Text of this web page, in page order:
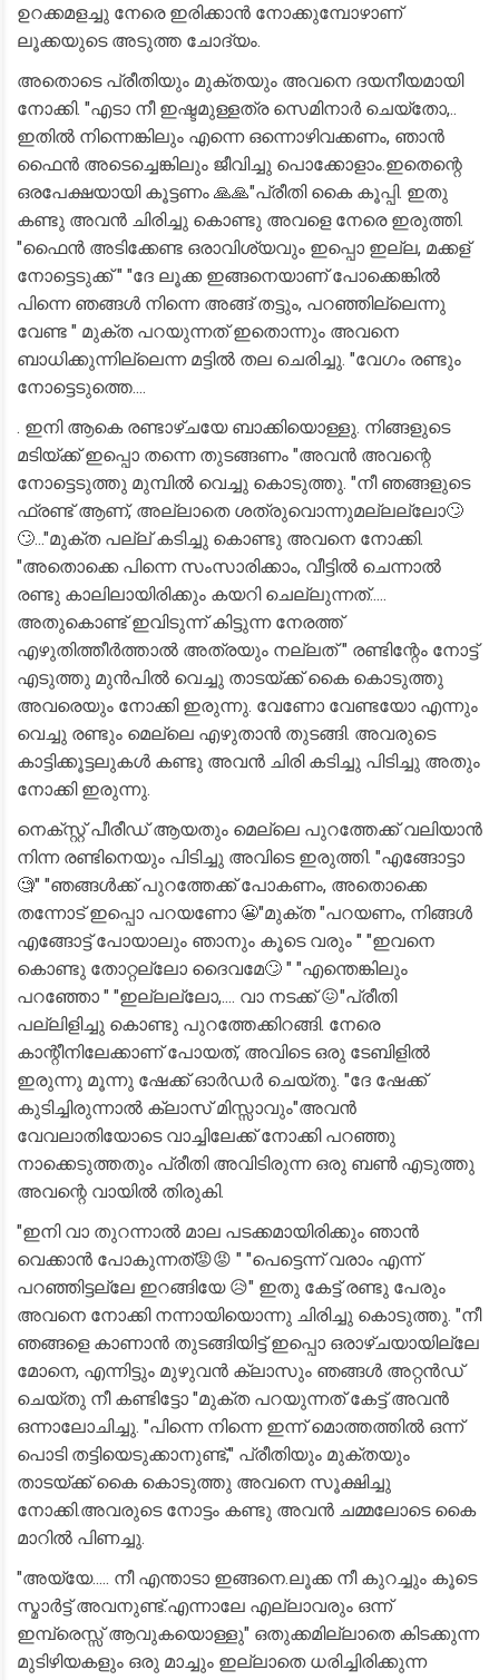
ഉറക്കമളച്ചു നേരെ ഇരിക്കാൻ നോക്കുമ്പോഴാണ്
ലൂക്കയുടെ അടുത്ത ചോദ്യം.
അതൊടെ പ്രീതിയും മുക്തയും അവനെ ദയനീയമായി
നോക്കി. "എടാ നീ ഇഷ്ടമുള്ളത്ര സെമിനാർ ചെയ്തോ,..
ഇതിൽ നിന്നെങ്കിലും എന്നെ ഒന്നൊഴിവക്കണം, ഞാൻ
ഫൈൻ അടെച്ചെങ്കിലും ജീവിച്ചു പൊക്കോളാം.ഇതെന്റെ
ഒരപേക്ഷയായി കൂട്ടണം 🙏🙏"പ്രീതി കൈ കൂപ്പി. ഇതു
കണ്ടു അവൻ ചിരിച്ചു കൊണ്ടു അവളെ നേരെ ഇരുത്തി.
"ഫൈൻ അടിക്കേണ്ട ഒരാവിശ്യവും ഇപ്പൊ ഇല്ല, മക്കള്
നോട്ടെടുക്ക് " "ദേ ലൂക്ക ഇങ്ങനെയാണ് പോക്കെങ്കിൽ
പിന്നെ ഞങ്ങൾ നിന്നെ അങ്ങ് തട്ടും, പറഞ്ഞില്ലെന്നു
വേണ്ട " മുക്ത പറയുന്നത് ഇതൊന്നും അവനെ
ബാധിക്കുന്നില്ലെന്ന മട്ടിൽ തല ചെരിച്ചു. "വേഗം രണ്ടും
നോട്ടെടുത്തെ....
. ഇനി ആകെ രണ്ടാഴ്ചയേ ബാക്കിയൊള്ളു. നിങ്ങളുടെ
മടിയ്ക്ക് ഇപ്പൊ തന്നെ തുടങ്ങണം "അവൻ അവന്റെ
നോട്ടെടുത്തു മുമ്പിൽ വെച്ചു കൊടുത്തു. "നീ ഞങ്ങളുടെ
ഫ്രണ്ട് ആണ്, അല്ലാതെ ശത്രുവൊന്നുമല്ലല്ലോ🙄
🙄..."മുക്ത പല്ല് കടിച്ചു കൊണ്ടു അവനെ നോക്കി.
"അതൊക്കെ പിന്നെ സംസാരിക്കാം, വീട്ടിൽ ചെന്നാൽ
രണ്ടു കാലിലായിരിക്കും കയറി ചെല്ലുന്നത്.....
അതുകൊണ്ട് ഇവിടുന്ന് കിട്ടുന്ന നേരത്ത്
എഴുതിത്തീർത്താൽ അത്രയും നല്ലത് " രണ്ടിന്റേം നോട്ട്
എടുത്തു മുൻപിൽ വെച്ചു താടയ്ക്ക് കൈ കൊടുത്തു
അവരെയും നോക്കി ഇരുന്നു. വേണോ വേണ്ടയോ എന്നും
വെച്ചു രണ്ടും മെല്ലെ എഴുതാൻ തുടങ്ങി. അവരുടെ
കാട്ടിക്കൂട്ടലുകൾ കണ്ടു അവൻ ചിരി കടിച്ചു പിടിച്ചു അതും
നോക്കി ഇരുന്നു.
നെക്സ്റ്റ് പീരീഡ് ആയതും മെല്ലെ പുറത്തേക്ക് വലിയാൻ
നിന്ന രണ്ടിനെയും പിടിച്ചു അവിടെ ഇരുത്തി. "എങ്ങോട്ടാ
🧐" "ഞങ്ങൾക്ക് പുറത്തേക്ക് പോകണം, അതൊക്കെ
തന്നോട് ഇപ്പൊ പറയണോ 😬"മുക്ത "പറയണം, നിങ്ങൾ
എങ്ങോട്ട് പോയാലും ഞാനും കൂടെ വരും " "ഇവനെ
കൊണ്ടു തോറ്റല്ലോ ദൈവമേ🙄 " "എന്തെങ്കിലും
പറഞ്ഞോ " "ഇല്ലല്ലോ,.... വാ നടക്ക് 😖"പ്രീതി
പല്ലിളിച്ചു കൊണ്ടു പുറത്തേക്കിറങ്ങി. നേരെ
കാന്റീനിലേക്കാണ് പോയത്, അവിടെ ഒരു ടേബിളിൽ
ഇരുന്നു മൂന്നു ഷേക്ക്‌ ഓർഡർ ചെയ്തു. "ദേ ഷേക്ക്
കുടിച്ചിരുന്നാൽ ക്ലാസ് മിസ്സാവും"അവൻ
വേവലാതിയോടെ വാച്ചിലേക്ക് നോക്കി പറഞ്ഞു
നാക്കെടുത്തതും പ്രീതി അവിടിരുന്ന ഒരു ബൺ എടുത്തു
അവന്റെ വായിൽ തിരുകി.
"ഇനി വാ തുറന്നാൽ മാല പടക്കമായിരിക്കും ഞാൻ
വെക്കാൻ പോകുന്നത്😡😡 " "പെട്ടെന്ന് വരാം എന്ന്
പറഞ്ഞിട്ടല്ലേ ഇറങ്ങിയേ 😥" ഇതു കേട്ട് രണ്ടു പേരും
അവനെ നോക്കി നന്നായിയൊന്നു ചിരിച്ചു കൊടുത്തു. "നീ
ഞങ്ങളെ കാണാൻ തുടങ്ങിയിട്ട് ഇപ്പൊ ഒരാഴ്ചയായില്ലേ
മോനെ, എന്നിട്ടും മുഴുവൻ ക്ലാസും ഞങ്ങൾ അറ്റൻഡ്
ചെയ്തു നീ കണ്ടിട്ടോ "മുക്ത പറയുന്നത് കേട്ട് അവൻ
ഒന്നാലോചിച്ചു. "പിന്നെ നിന്നെ ഇന്ന് മൊത്തത്തിൽ ഒന്ന്
പൊടി തട്ടിയെടുക്കാനുണ്ട്," പ്രീതിയും മുക്തയും
താടയ്ക്ക് കൈ കൊടുത്തു അവനെ സൂക്ഷിച്ചു
നോക്കി.അവരുടെ നോട്ടം കണ്ടു അവൻ ചമ്മലോടെ കൈ
മാറിൽ പിണച്ചു.
"അയ്യേ..... നീ എന്താടാ ഇങ്ങനെ.ലൂക്ക നീ കുറച്ചും കൂടെ
സ്മാർട്ട്‌ അവനുണ്ട്.എന്നാലേ എല്ലാവരും ഒന്ന്
ഇമ്പ്രെസ്സ് ആവുകയൊള്ളു" ഒതുക്കമില്ലാതെ കിടക്കുന്ന
മുടിഴിയകളും ഒരു മാച്ചും ഇല്ലാതെ ധരിച്ചിരിക്കുന്ന